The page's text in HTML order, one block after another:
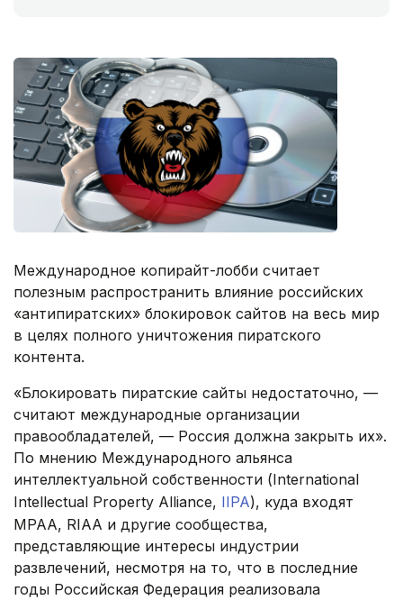
Международное копирайт-лобби считает
полезным распространить влияние российских
«антипиратских» блокировок сайтов на весь мир
в целях полного уничтожения пиратского
контента.
«Блокировать пиратские сайты недостаточно, —
считают международные организации
правообладателей, — Россия должна закрыть их».
По мнению Международного альянса
интеллектуальной собственности (International
Intellectual Property Alliance, IIPA), куда входят
MPAA, RIAA и другие сообщества,
представляющие интересы индустрии
развлечений, несмотря на то, что в последние
годы Российская Федерация реализовала